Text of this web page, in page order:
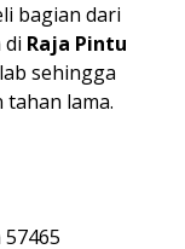
bagian dari
di Raja Pintu
sehingga
lama.